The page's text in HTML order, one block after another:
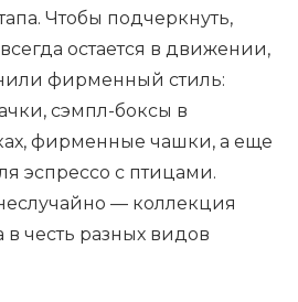
Чтобы подчеркнуть,
остается в движении,
фирменный стиль:
сэмпл-боксы в
фирменные чашки, а еще
эспрессо с птицами.
— коллекция
в честь разных видов